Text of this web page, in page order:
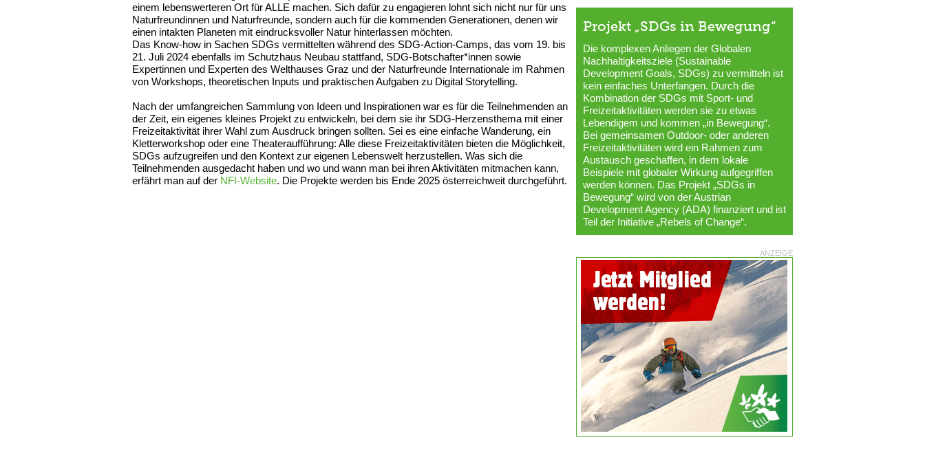
einem lebenswerteren Ort für ALLE machen. Sich dafür zu engagieren lohnt sich nicht nur für uns
Naturfreundinnen und Naturfreunde, sondern auch für die kommenden Generationen, denen wir
einen intakten Planeten mit eindrucksvoller Natur hinterlassen möchten.
Das Know-how in Sachen SDGs vermittelten während des SDG-Action-Camps, das vom 19. bis
21. Juli 2024 ebenfalls im Schutzhaus Neubau stattfand, SDG-Botschafter*innen sowie
Expertinnen und Experten des Welthauses Graz und der Naturfreunde Internationale im Rahmen
von Workshops, theoretischen Inputs und praktischen Aufgaben zu Digital Storytelling.
Nach der umfangreichen Sammlung von Ideen und Inspirationen war es für die Teilnehmenden an
der Zeit, ein eigenes kleines Projekt zu entwickeln, bei dem sie ihr SDG-Herzensthema mit einer
Freizeitaktivität ihrer Wahl zum Ausdruck bringen sollten. Sei es eine einfache Wanderung, ein
Kletterworkshop oder eine Theateraufführung: Alle diese Freizeitaktivitäten bieten die Möglichkeit,
SDGs aufzugreifen und den Kontext zur eigenen Lebenswelt herzustellen. Was sich die
Teilnehmenden ausgedacht haben und wo und wann man bei ihren Aktivitäten mitmachen kann,
erfährt man auf der NFI-Website. Die Projekte werden bis Ende 2025 österreichweit durchgeführt.
Projekt „SDGs in Bewegung“
Die komplexen Anliegen der Globalen
Nachhaltigkeitsziele (Sustainable
Development Goals, SDGs) zu vermitteln ist
kein einfaches Unterfangen. Durch die
Kombination der SDGs mit Sport- und
Freizeitaktivitäten werden sie zu etwas
Lebendigem und kommen „in Bewegung“.
Bei gemeinsamen Outdoor- oder anderen
Freizeitaktivitäten wird ein Rahmen zum
Austausch geschaffen, in dem lokale
Beispiele mit globaler Wirkung aufgegriffen
werden können. Das Projekt „SDGs in
Bewegung“ wird von der Austrian
Development Agency (ADA) finanziert und ist
Teil der Initiative „Rebels of Change“.
ANZEIGE